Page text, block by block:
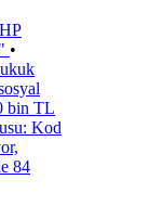
•
bin TL
Kod
84